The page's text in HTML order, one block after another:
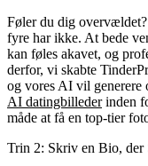
Føler du dig
fyre har ikke. At bede
kan føles akavet, og
derfor, vi skabte
og vores AI vil generere
AI datingbillederinden
måde at få en top-tier
Trin 2: Skriv en Bio, der